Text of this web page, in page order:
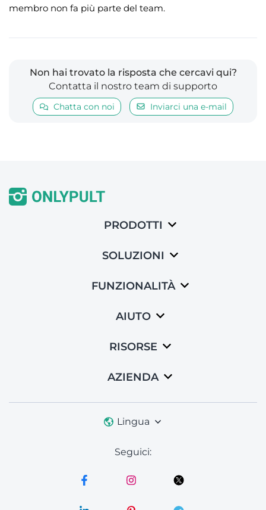
membro non fa più parte del team.
Non hai trovato la risposta che cercavi qui?
Contatta il nostro team di supporto
Chatta con noi Inviarci una e-mail
PRODOTTI
SOLUZIONI
FUNZIONALITÀ
AIUTO
RISORSE
AZIENDA
Lingua
Seguici: